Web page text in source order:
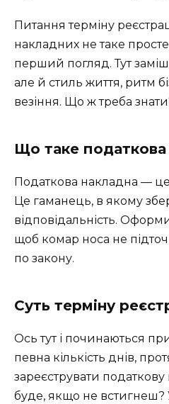
Питання терміну
накладних не таке
перший погляд. Тут
але й стиль життя, ритм
везіння. Що ж треба
Що таке податкова
Податкова накладна —
Це гаманець, в якому
відповідальність.
щоб комар носа не
по закону.
Суть терміну
Ось тут і починаються
певна кількість днів,
зареєструвати
буде, якщо не встигнеш?